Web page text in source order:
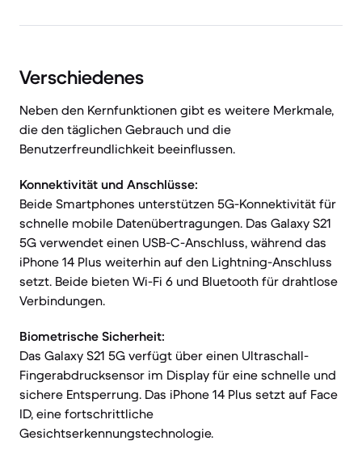
Verschiedenes
Neben den Kernfunktionen gibt es weitere Merkmale,
die den täglichen Gebrauch und die
Benutzerfreundlichkeit beeinflussen.
Konnektivität und Anschlüsse:
Beide Smartphones unterstützen 5G-Konnektivität für
schnelle mobile Datenübertragungen. Das Galaxy S21
5G verwendet einen USB-C-Anschluss, während das
iPhone 14 Plus weiterhin auf den Lightning-Anschluss
setzt. Beide bieten Wi-Fi 6 und Bluetooth für drahtlose
Verbindungen.
Biometrische Sicherheit:
Das Galaxy S21 5G verfügt über einen Ultraschall-
Fingerabdrucksensor im Display für eine schnelle und
sichere Entsperrung. Das iPhone 14 Plus setzt auf Face
ID, eine fortschrittliche
Gesichtserkennungstechnologie.